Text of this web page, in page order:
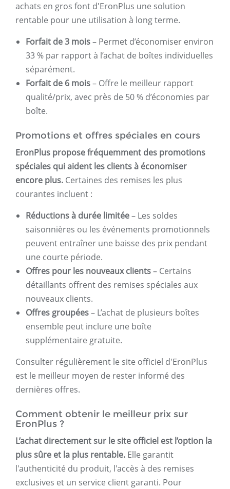
achats en gros font d'EronPlus une solution
rentable pour une utilisation à long terme.
Forfait de 3 mois– Permet d’économiser environ
33 % par rapport à l’achat de boîtes individuelles
séparément.
Forfait de 6 mois– Offre le meilleur rapport
qualité/prix, avec près de 50 % d’économies par
boîte.
Promotions et offres spéciales en cours
EronPlus propose fréquemment des promotions
spéciales qui aident les clients à économiser
encore plus. Certaines des remises les plus
courantes incluent :
Réductions à durée limitée– Les soldes
saisonnières ou les événements promotionnels
peuvent entraîner une baisse des prix pendant
une courte période.
Offres pour les nouveaux clients– Certains
détaillants offrent des remises spéciales aux
nouveaux clients.
Offres groupées– L’achat de plusieurs boîtes
ensemble peut inclure une boîte
supplémentaire gratuite.
Consulter régulièrement le site officiel d'EronPlus
est le meilleur moyen de rester informé des
dernières offres.
Comment obtenir le meilleur prix sur
EronPlus ?
L’achat directement sur le site officiel est l’option la
plus sûre et la plus rentable. Elle garantit
l'authenticité du produit, l'accès à des remises
exclusives et un service client garanti. Pour